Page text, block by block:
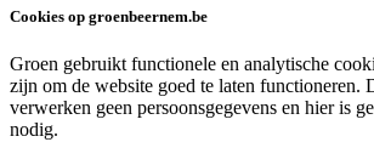
Cookies op groenbeernem.be
Groen gebruikt functionele en analytische
zijn om de website goed te laten functioneren.
verwerken geen persoonsgegevens en hier is
nodig.